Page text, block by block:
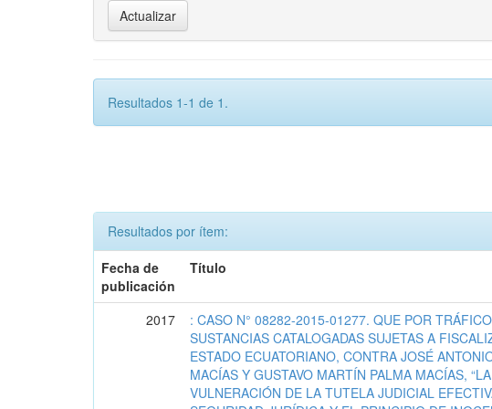
Resultados 1-1 de 1.
Resultados por ítem:
Fecha de
publicación
Título
2017
: CASO N° 08282-2015-01277. QUE POR
SUSTANCIAS CATALOGADAS SUJETAS A
ESTADO ECUATORIANO, CONTRA JOSÉ
MACÍAS Y GUSTAVO MARTÍN PALMA MACÍAS, “LA
VULNERACIÓN DE LA TUTELA JUDICIAL